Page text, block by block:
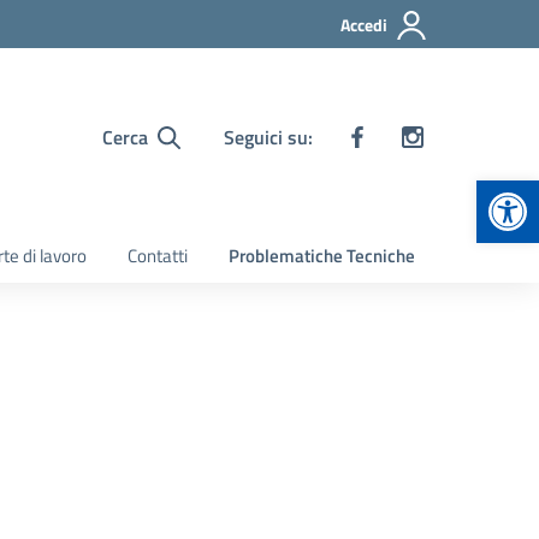
Accedi
Cerca Seguici su:
di lavoro Contatti Problematiche Tecniche